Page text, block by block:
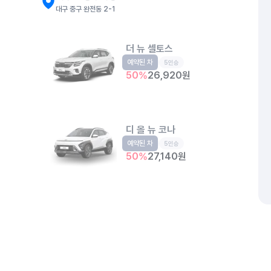
대구 중구 완전동 2-1
더 뉴 셀토스
소형SUV 5인승
50%26,920원
예약된 차
디 올 뉴 코나
소형SUV 5인승
50%27,140원
예약된 차